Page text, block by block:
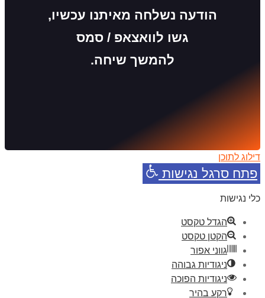
הודעה נשלחה מאיתנו עכשיו,
גשו לוואצאפ / סמס
להמשך שיחה.
דילוג לתוכן
פתח סרגל נגישות
כלי נגישות
הגדל טקסט
הקטן טקסט
גווני אפור
ניגודיות גבוהה
ניגודיות הפוכה
רקע בהיר